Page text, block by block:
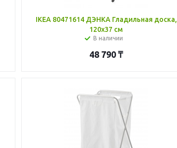
IKEA 80471614 ДЭНКА Гладильная доска,
120x37 см
В наличии
48 790 ₸